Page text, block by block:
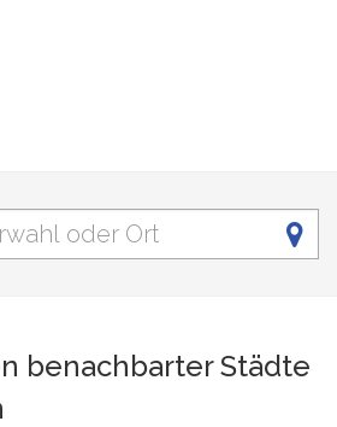
benachbarter Städte